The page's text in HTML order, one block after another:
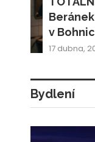
v
17 dubna,
Bydlení